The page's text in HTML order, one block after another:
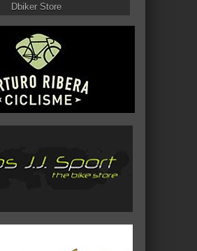
Dbiker Store